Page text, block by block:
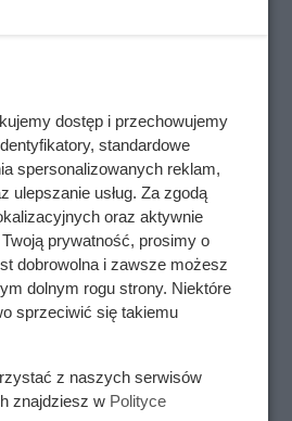
dostęp i przechowujemy
standardowe
spersonalizowanych reklam,
ulepszanie usług. Za zgodą
oraz aktywnie
prywatność, prosimy o
dobrowolna i zawsze możesz
dolnym rogu strony. Niektóre
sprzeciwić się takiemu
z naszych serwisów
znajdziesz w Polityce